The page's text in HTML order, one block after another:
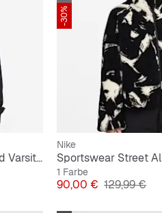
Sportswear High Brand Read Varsity Jacket
-30%
Nike
1 Farbe
Preis
90,00 € Originalpreis
129,99 €